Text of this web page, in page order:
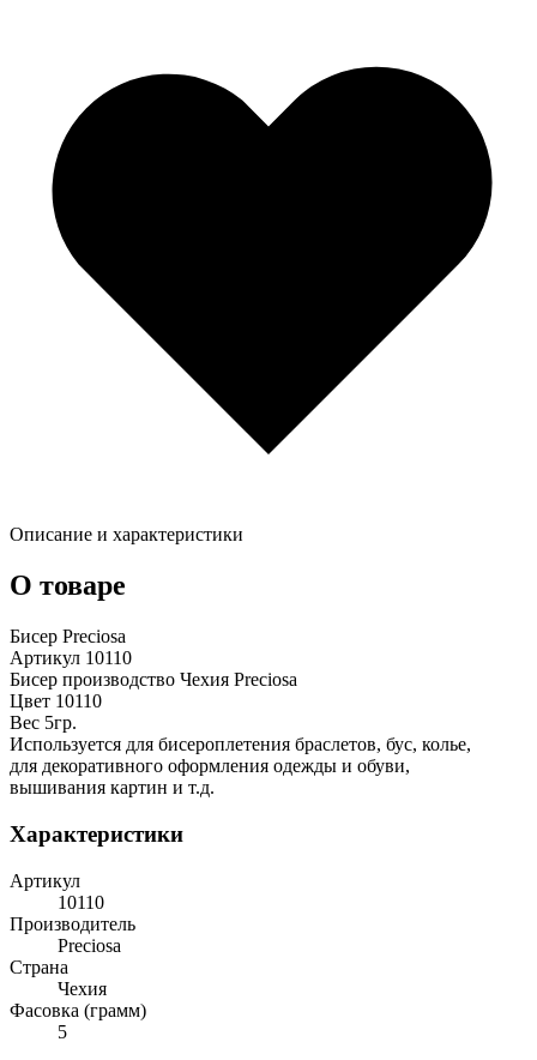
Описание и характеристики
О товаре
Бисер Preciosa
Артикул 10110
Бисер производство Чехия Preciosa
Цвет 10110
Вес 5гр.
Используется для бисероплетения браслетов, бус, колье,
для декоративного оформления одежды и обуви,
вышивания картин и т.д.
Характеристики
Артикул
10110
Производитель
Preciosa
Страна
Чехия
Фасовка (грамм)
5